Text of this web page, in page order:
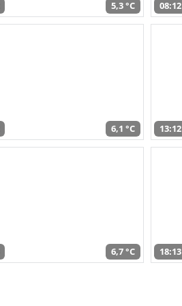
5,3 °C 08:12
6,1 °C 13:12
6,7 °C 18:13